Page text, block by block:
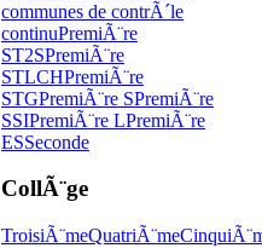
communes de contrÃ´le
continuPremiÃ¨re
ST2SPremiÃ¨re
STLCHPremiÃ¨re
STGPremiÃ¨re SPremiÃ¨re
SSIPremiÃ¨re LPremiÃ¨re
ESSeconde
CollÃ¨ge
TroisiÃ¨meQuatriÃ¨me